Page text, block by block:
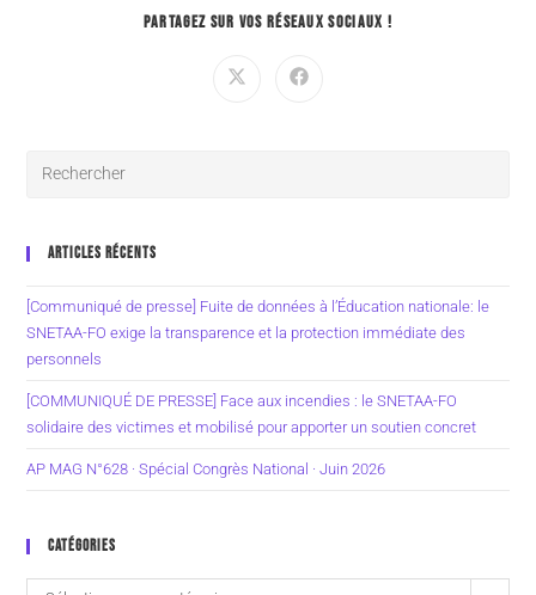
PARTAGEZ SUR VOS RÉSEAUX SOCIAUX !
ARTICLES RÉCENTS
[Communiqué de presse] Fuite de données à l’Éducation nationale: le
SNETAA-FO exige la transparence et la protection immédiate des
personnels
[COMMUNIQUÉ DE PRESSE] Face aux incendies : le SNETAA-FO
solidaire des victimes et mobilisé pour apporter un soutien concret
AP MAG N°628 · Spécial Congrès National · Juin 2026
CATÉGORIES